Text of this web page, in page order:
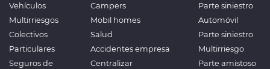
Vehículos
Multirriesgos
Colectivos
Particulares
Seguros de
Campers
Mobil homes
Salud
Accidentes empresa
Centralizar
Parte siniestro
Automóvil
Parte siniestro
Multirriesgo
Parte amistoso